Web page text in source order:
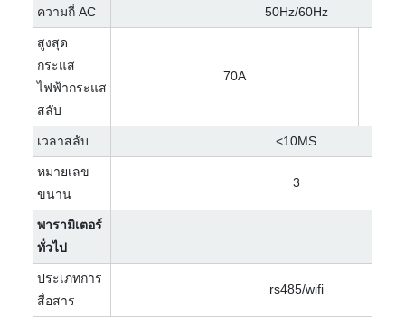
ความถี่ AC 50Hz/60Hz
สูงสุด
กระแส
ไฟฟ้ากระแส
สลับ
70A
เวลาสลับ <10MS
หมายเลข
ขนาน
3
พารามิเตอร์
ทั่วไป
ประเภทการ
สื่อสาร
rs485/wifi